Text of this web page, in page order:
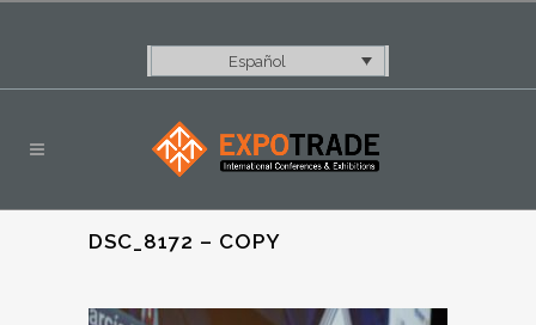
Español
DSC_8172 – COPY